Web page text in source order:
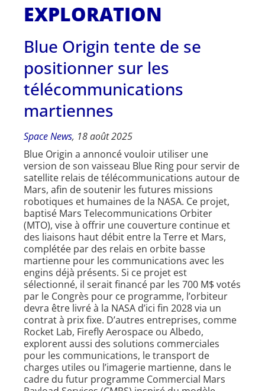
EXPLORATION
Blue Origin tente de se
positionner sur les
télécommunications
martiennes
Space News, 18 août 2025
Blue Origin a annoncé vouloir utiliser une
version de son vaisseau Blue Ring pour servir de
satellite relais de télécommunications autour de
Mars, afin de soutenir les futures missions
robotiques et humaines de la NASA. Ce projet,
baptisé Mars Telecommunications Orbiter
(MTO), vise à offrir une couverture continue et
des liaisons haut débit entre la Terre et Mars,
complétée par des relais en orbite basse
martienne pour les communications avec les
engins déjà présents. Si ce projet est
sélectionné, il serait financé par les 700 M$ votés
par le Congrès pour ce programme, l’orbiteur
devra être livré à la NASA d’ici fin 2028 via un
contrat à prix fixe. D’autres entreprises, comme
Rocket Lab, Firefly Aerospace ou Albedo,
explorent aussi des solutions commerciales
pour les communications, le transport de
charges utiles ou l’imagerie martienne, dans le
cadre du futur programme Commercial Mars